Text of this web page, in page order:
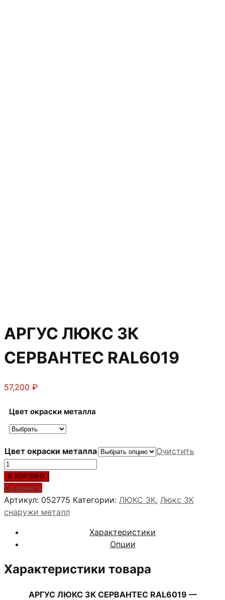
АРГУС ЛЮКС 3К
СЕРВАНТЕС RAL6019
57,200 ₽
Цвет окраски металла
Цвет окраски металла
Очистить
Количество
товара
АРГУС
ЛЮКС
3К
RAL6019
В КОРЗИНУ
Сравнить
Артикул: 052775 Категории: ЛЮКС 3К, Люкс 3К
снаружи металл
Характеристики
Опции
Характеристики товара
АРГУС ЛЮКС 3К СЕРВАНТЕС RAL6019 —